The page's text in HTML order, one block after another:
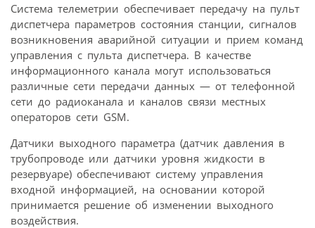
Система телеметрии обеспечивает передачу на пульт
диспетчера параметров состояния станции, сигналов
возникновения аварийной ситуации и прием команд
управления с пульта диспетчера. В качестве
информационного канала могут использоваться
различные сети передачи данных — от телефонной
сети до радиоканала и каналов связи местных
операторов сети GSM.
Датчики выходного параметра (датчик давления в
трубопроводе или датчики уровня жидкости в
резервуаре) обеспечивают систему управления
входной информацией, на основании которой
принимается решение об изменении выходного
воздействия.